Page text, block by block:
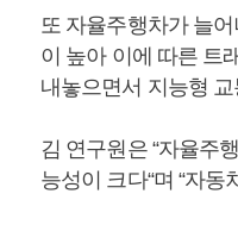
또 자율주행차가 늘
이 높아 이에 따른 트
내놓으면서 지능형
김 연구원은 “자율주
능성이 크다“며 “자